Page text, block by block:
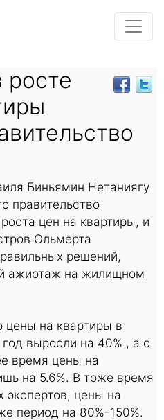
росте
Биньямин Нетаниягу
правительство
цен на квартиры, и
Ольмерта
решений,
ажиотаж на жилищном
цены на квартиры в
выросли на 40% , а с
время цены на
на 5.6%. В тоже время
экспертов, цены на
период на 80%-150%.